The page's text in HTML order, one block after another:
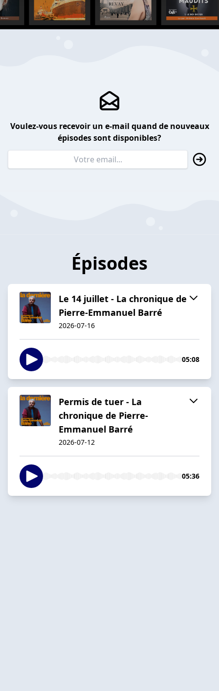
Voulez-vous recevoir un e-mail quand de nouveaux
épisodes sont disponibles?
Épisodes
Le 14 juillet - La chronique de
Pierre-Emmanuel Barré
2026-07-16
05:08
Permis de tuer - La
chronique de Pierre-
Emmanuel Barré
2026-07-12
05:36